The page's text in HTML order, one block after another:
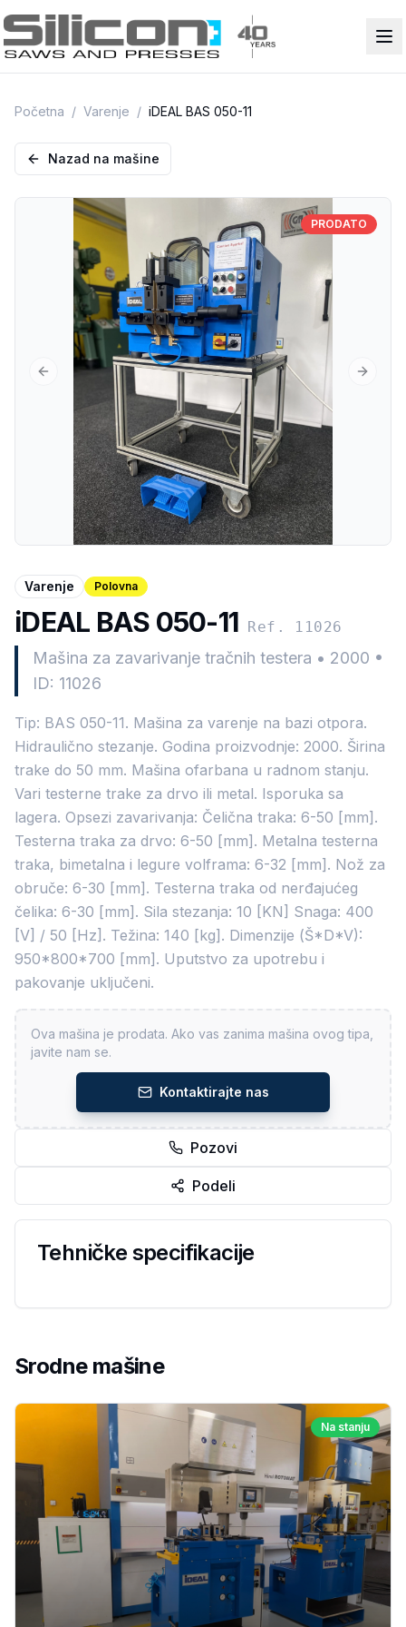
Početna / Varenje / iDEAL BAS 050-11
Nazad na mašine
Previous slide Next
PRODATO
Varenje Polovna
iDEAL BAS 050-11 Ref. 11026
Mašina za zavarivanje tračnih testera • 2000 •
ID: 11026
Tip: BAS 050-11. Mašina za varenje na bazi otpora.
Hidraulično stezanje. Godina proizvodnje: 2000. Širina
trake do 50 mm. Mašina ofarbana u radnom stanju.
Vari testerne trake za drvo ili metal. Isporuka sa
lagera. Opsezi zavarivanja: Čelična traka: 6-50 [mm].
Testerna traka za drvo: 6-50 [mm]. Metalna testerna
traka, bimetalna i legure volframa: 6-32 [mm]. Nož za
obruče: 6-30 [mm]. Testerna traka od nerđajućeg
čelika: 6-30 [mm]. Sila stezanja: 10 [KN] Snaga: 400
[V] / 50 [Hz]. Težina: 140 [kg]. Dimenzije (Š*D*V):
950*800*700 [mm]. Uputstvo za upotrebu i
pakovanje uključeni.
Ova mašina je prodata. Ako vas zanima mašina ovog tipa,
javite nam se.
Kontaktirajte nas
Pozovi
Podeli
Tehničke specifikacije
Srodne mašine
Na stanju